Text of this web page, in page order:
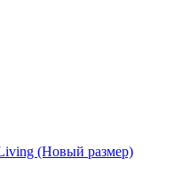
(Новый размер)